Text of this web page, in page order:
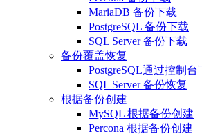
MariaDB 备份下载
PostgreSQL 备份下载
SQL Server 备份下载
备份覆盖恢复
PostgreSQL通过控制
SQL Server 备份恢复
根据备份创建
MySQL 根据备份创建
Percona 根据备份创建